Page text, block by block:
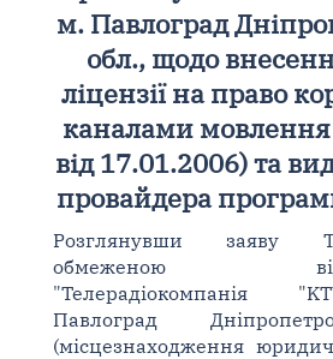
м. Павлоград
обл., щодо
ліцензії на право
каналами
від 17.01.2006) та
провайдера
Розглянувши заяву
обмеженою
"Телерадіокомпанія
Павлоград
(місцезнаходження